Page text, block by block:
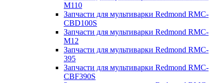
M110
Запчасти для мультиварки Redmond RMC-
CBD100S
Запчасти для мультиварки Redmond RMC-
M12
Запчасти для мультиварки Redmond RMC-
395
Запчасти для мультиварки Redmond RMC-
CBF390S